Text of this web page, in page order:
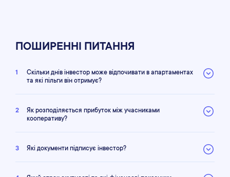
ПОШИРЕННІ ПИТАННЯ
1
Скільки днів інвестор може відпочивати в апартаментах
та які пільги він отримує?
2
Як розподіляється прибуток між учасниками
кооперативу?
3 Які документи підписує інвестор?